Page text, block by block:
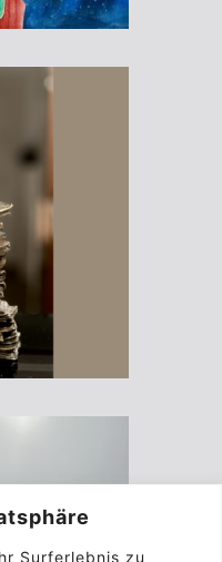
Surferlebnis zu